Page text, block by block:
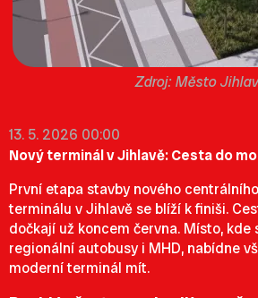
Město
13. 5. 2026 00:00
Nový terminál v Jihlavě: Cesta do
První etapa stavby nového
terminálu v Jihlavě se blíží k finiši.
dočkají už koncem června. Místo, kde
regionální autobusy i MHD, nabídne
moderní terminál mít.